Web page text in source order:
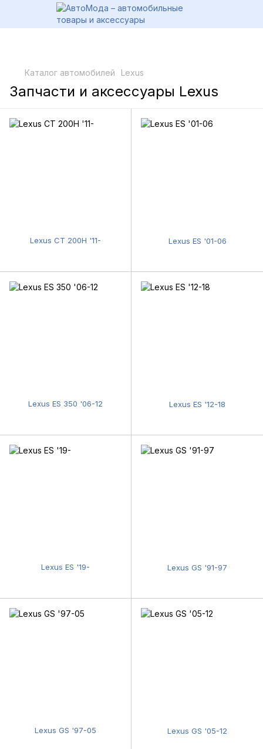
Каталог автомобилей Lexus
Запчасти и аксессуары Lexus
Lexus CT 200H '11- Lexus ES '01-06
Lexus ES 350 '06-12 Lexus ES '12-18
Lexus ES '19- Lexus GS '91-97
Lexus GS '97-05 Lexus GS '05-12